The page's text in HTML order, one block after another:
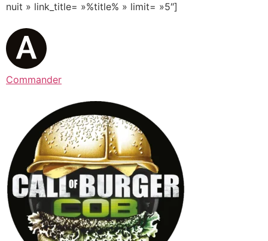
nuit » link_title= »%title% » limit= »5″]
Commander